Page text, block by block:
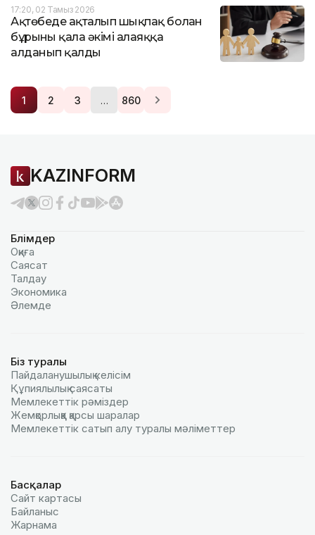
17:20, 02 Тамыз 2026
Ақтөбеде ақталып шықпақ болған
бұрынғы қала әкімі алаяққа
алданып қалды
1 2 3 … 860
KAZINFORM
Бөлімдер
Оқиға
Саясат
Талдау
Экономика
Әлемде
Біз туралы
Пайдаланушылық келiciм
Құпиялылық саясаты
Мемлекеттік рәміздер
Жемқорлыққа қарсы шаралар
Мемлекеттік сатып алу туралы мәлiметтер
Басқалар
Сайт картасы
Байланыс
Жарнама